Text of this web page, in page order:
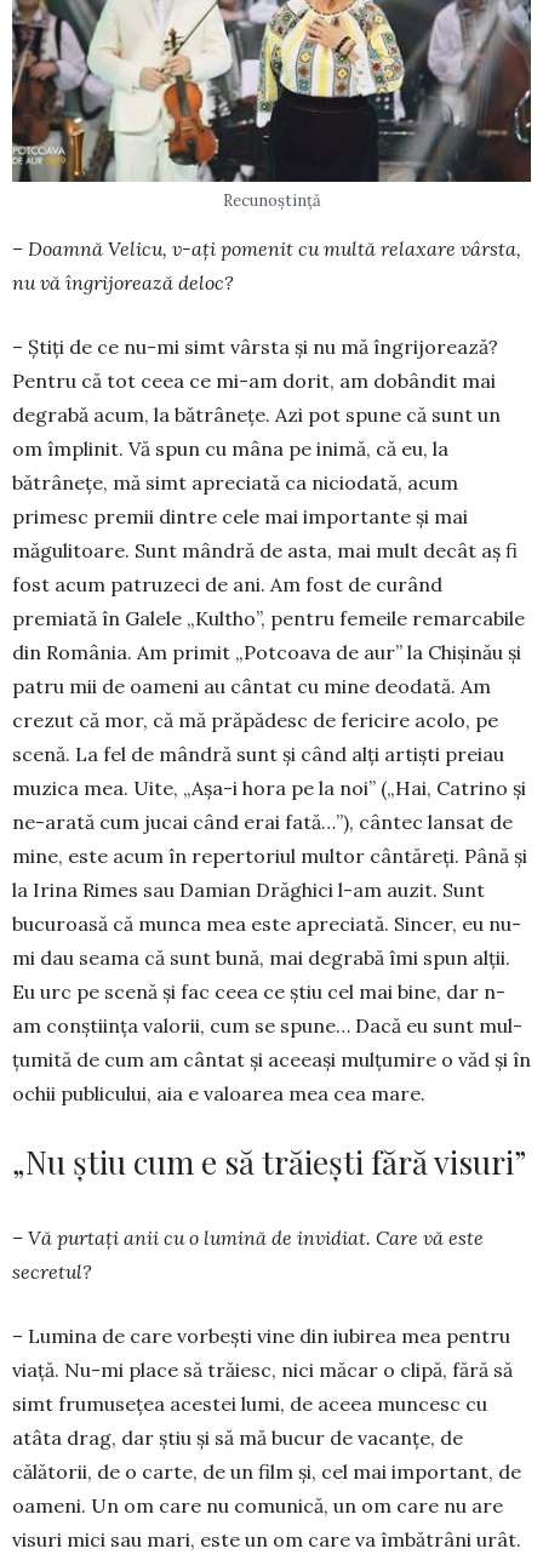
Recunoștință
– Doamnă Velicu, v-aţi pomenit cu multă relaxare vârsta,
nu vă îngrijorează deloc?
– Ştiţi de ce nu-mi simt vârsta şi nu mă îngrijo­rează?
Pentru că tot ceea ce mi-am dorit, am do­bân­dit mai
degrabă acum, la bătrâneţe. Azi pot spune că sunt un
om împlinit. Vă spun cu mâna pe inimă, că eu, la
bătrâneţe, mă simt apreciată ca niciodată, acum
primesc premii dintre cele mai importante şi mai
măgulitoare. Sunt mândră de asta, mai mult decât aş fi
fost acum patruzeci de ani. Am fost de curând
premiată în Galele „Kultho”, pentru femeile remar­ca­bile
din Româ­nia. Am primit „Pot­coava de aur” la Chişinău şi
patru mii de oameni au cântat cu mine deo­dată. Am
crezut că mor, că mă prăpădesc de fericire acolo, pe
sce­nă. La fel de mândră sunt şi când alţi artişti preiau
muzica mea. Uite, „Aşa-i hora pe la noi” („Hai, Ca­trino şi
ne-arată cum jucai când erai fată…”), cântec lan­sat de
mi­ne, este acum în repertoriul mul­tor cântăreţi. Până şi
la Irina Ri­mes sau Damian Drăghici l-am auzit. Sunt
bucu­roasă că munca mea este apre­­ciată. Sincer, eu nu-
mi dau sea­ma că sunt bună, mai degrabă îmi spun alţii.
Eu urc pe scenă şi fac ceea ce ştiu cel mai bine, dar n-
am con­ştiin­­ţa valorii, cum se spune… Dacă eu sunt mul­
ţumită de cum am cântat şi aceeaşi mul­ţu­mire o văd şi în
ochii publi­cului, aia e valoarea mea cea mare.
„Nu știu cum e să trăiești fără visuri”
– Vă purtaţi anii cu o lumină de invidiat. Care vă este
secretul?
– Lumina de care vorbeşti vine din iu­birea mea pentru
viaţă. Nu-mi place să trăiesc, nici măcar o cli­pă, fără să
simt fru­mu­seţea acestei lumi, de aceea muncesc cu
atâta drag, dar ştiu şi să mă bucur de va­canţe, de
călătorii, de o carte, de un film şi, cel mai important, de
oameni. Un om care nu comu­nică, un om care nu are
visuri mici sau mari, este un om care va îmbătrâni urât.